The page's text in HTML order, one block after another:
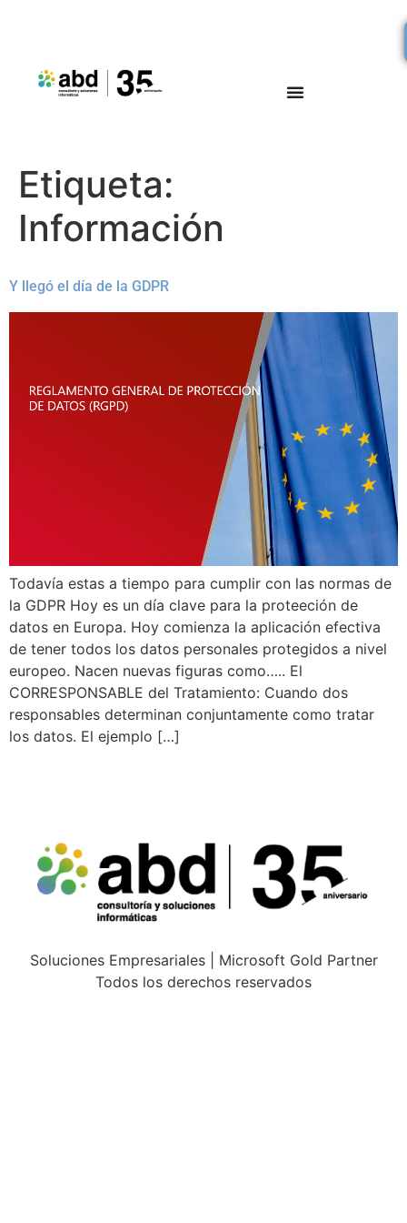
Etiqueta:
Información
Y llegó el día de la GDPR
Todavía estas a tiempo para cumplir con las normas de
la GDPR Hoy es un día clave para la proteeción de
datos en Europa. Hoy comienza la aplicación efectiva
de tener todos los datos personales protegidos a nivel
europeo. Nacen nuevas figuras como….. El
CORRESPONSABLE del Tratamiento: Cuando dos
responsables determinan conjuntamente como tratar
los datos. El ejemplo […]
Soluciones Empresariales | Microsoft Gold Partner
Todos los derechos reservados